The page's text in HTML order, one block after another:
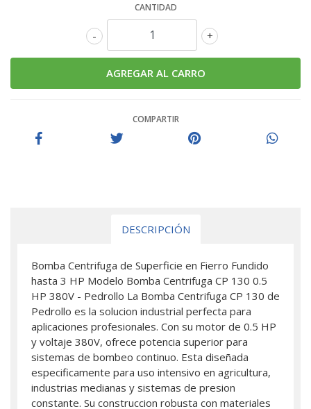
CANTIDAD
+
-
COMPARTIR
DESCRIPCIÓN
Bomba Centrifuga de Superficie en Fierro Fundido
hasta 3 HP Modelo Bomba Centrifuga CP 130 0.5
HP 380V - Pedrollo La Bomba Centrifuga CP 130 de
Pedrollo es la solucion industrial perfecta para
aplicaciones profesionales. Con su motor de 0.5 HP
y voltaje 380V, ofrece potencia superior para
sistemas de bombeo continuo. Esta diseñada
especificamente para uso intensivo en agricultura,
industrias medianas y sistemas de presion
constante. Su construccion robusta con materiales